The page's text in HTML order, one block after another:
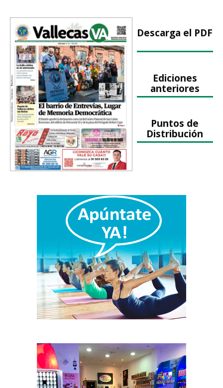
Descarga el PDF
Ediciones
anteriores
Puntos de
Distribución